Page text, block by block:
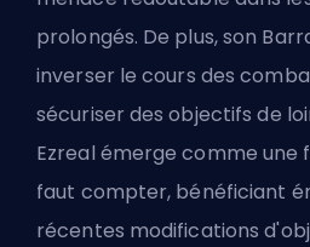
prolongés. De plus, son
inverser le cours des
sécuriser des objectifs de
Ezreal émerge comme une
faut compter, bénéficiant
récentes modifications